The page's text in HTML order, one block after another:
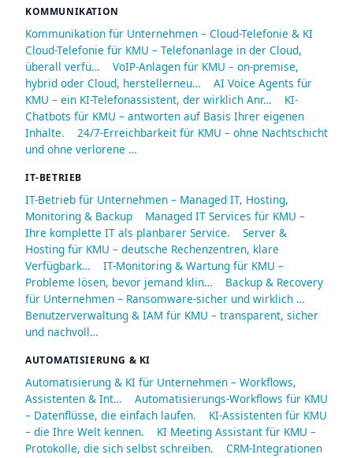
KOMMUNIKATION
Kommunikation für Unternehmen – Cloud-Telefonie & KI
Cloud-Telefonie für KMU – Telefonanlage in der Cloud,
überall verfü…
VoIP-Anlagen für KMU – on-premise,
hybrid oder Cloud, herstellerneu…
AI Voice Agents für
KMU – ein KI-Telefonassistent, der wirklich Anr…
KI-
Chatbots für KMU – antworten auf Basis Ihrer eigenen
Inhalte.
24/7-Erreichbarkeit für KMU – ohne Nachtschicht
und ohne verlorene …
IT-BETRIEB
IT-Betrieb für Unternehmen – Managed IT, Hosting,
Monitoring & Backup
Managed IT Services für KMU –
Ihre komplette IT als planbarer Service.
Server &
Hosting für KMU – deutsche Rechenzentren, klare
Verfügbark…
IT-Monitoring & Wartung für KMU –
Probleme lösen, bevor jemand klin…
Backup & Recovery
für Unternehmen – Ransomware-sicher und wirklich …
Benutzerverwaltung & IAM für KMU – transparent, sicher
und nachvoll…
AUTOMATISIERUNG & KI
Automatisierung & KI für Unternehmen – Workflows,
Assistenten & Int…
Automatisierungs-Workflows für KMU
– Datenflüsse, die einfach laufen.
KI-Assistenten für KMU
– die Ihre Welt kennen.
KI Meeting Assistant für KMU –
Protokolle, die sich selbst schreiben.
CRM-Integrationen